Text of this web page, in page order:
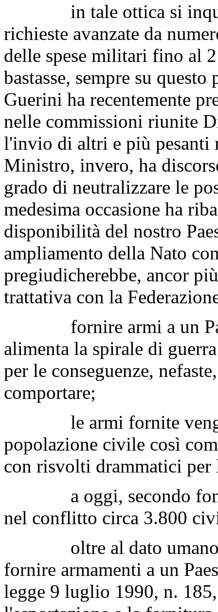
in tale ottica si
richieste avanzate da
delle spese militari fino al
bastasse, sempre su
Guerini ha recentemente
nelle commissioni riunite
l'invio di altri e più pesanti
Ministro, invero, ha
grado di neutralizzare le
medesima occasione ha
disponibilità del nostro
ampliamento della Nato
pregiudicherebbe, ancor
trattativa con la
fornire armi a un
alimenta la spirale di
per le conseguenze,
comportare;
le armi fornite
popolazione civile così
con risvolti drammatici per
a oggi, secondo fonti
nel conflitto circa 3.800
oltre al dato umano, è
fornire armamenti a un
legge 9 luglio 1990, n.